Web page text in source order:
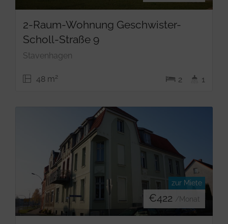
2-Raum-Wohnung Geschwister-
Scholl-Straße 9
Stavenhagen
48 m2 2 1
zur Miete
€422 /Monat